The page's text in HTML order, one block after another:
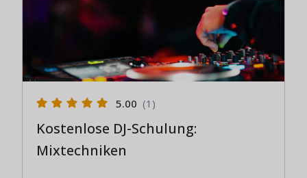
5.00 (1)
Kostenlose DJ-Schulung:
Mixtechniken